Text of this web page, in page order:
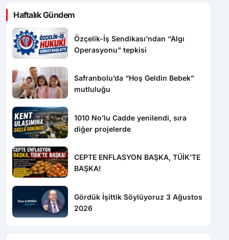
Haftalık Gündem
Özçelik-İş Sendikası’ndan “Algı
Operasyonu” tepkisi
Safranbolu’da “Hoş Geldin Bebek”
mutluluğu
1010 No’lu Cadde yenilendi, sıra
diğer projelerde
CEPTE ENFLASYON BAŞKA, TÜİK’TE
BAŞKA!
Gördük İşittik Söylüyoruz 3 Ağustos
2026